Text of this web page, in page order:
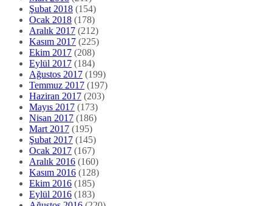
Haziran 2017 (203)
Mayıs 2017(173)
Nisan 2017(186)
Mart 2017(195)
Şubat 2017(145)
Ocak 2017 (167)
Aralık 2016(160)
Kasım 2016(128)
Ekim 2016(185)
Eylül 2016(183)
Ağustos 2016 (220)
Temmuz 2016(241)
Haziran 2016 (168)
Mayıs 2016(165)
Nisan 2016(148)
Mart 2016(160)
Şubat 2016(147)
Ocak 2016 (183)
Aralık 2015(180)